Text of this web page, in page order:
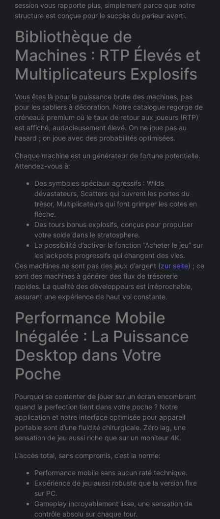
session vous rapporte plus, simplement parce que notre
structure est conçue pour le succès du parieur averti.
Bibliothèque de
Machines : RTP Élevés et
Multiplicateurs Explosifs
Vous êtes là pour la puissance brute des machines, pas
pour les sabliers à décoration. Notre catalogue regorge de
créneaux premium où le taux de retour aux joueurs (RTP)
est affiché, audacieusement élevé. On ne joue pas au
hasard ; on joue avec des probabilités optimisées.
Chaque machine est un générateur de fortune potentielle.
Attendez-vous à:
Des symboles spéciaux agressifs : Wilds
dévastateurs, Scatters qui ouvrent les portes du
trésor, Multiplicateurs qui font grimper les cotes en
flèche.
Des tours bonus explosifs, conçus pour propulser
votre solde dans le stratosphere.
La possibilité d’activer la fonction “Acheter le jeu” sur
les jackpots progressifs qui changent des vies.
Ces machines ne sont pas des jeux d’argent (zur seite) ; ce
sont des machines à générer des flux de trésorerie
rapides. La qualité des développeurs est irréprochable,
assurant une expérience de haut vol constante.
Performance Mobile
Inégalée : La Puissance
Desktop dans Votre
Poche
Pourquoi se contenter de jouer sur un écran encombrant
quand la perfection tient dans votre poche ? Notre
application et notre interface optimisée pour appareil
portable sont d’une fluidité chirurgicale. Zéro lag, une
sensation de jeu aussi riche que sur un moniteur 4K.
L’accès total, sans compromis, c’est la norme:
Performance mobile sans aucun raté technique.
Expérience de jeu aussi robuste que la version fixe
sur PC.
Gameplay incroyablement lisse, une sensation de
contrôle absolu sur chaque tour.